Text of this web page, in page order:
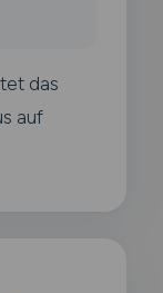
das
auf